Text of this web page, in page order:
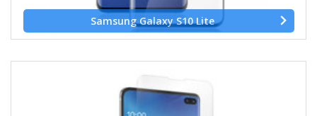
Samsung Galaxy S10 Lite